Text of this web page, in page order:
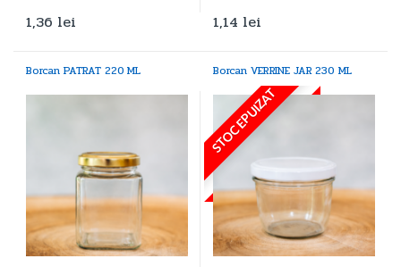
1,36 lei 1,14 lei
Borcan PATRAT 220 ML Borcan VERRINE JAR 230 ML
STOC EPUIZAT